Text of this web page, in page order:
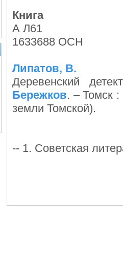
Книга
А Л61
1633688 ОСН
Липатов, В.
Деревенский
Бережков. – Томск
земли Томской).
-- 1. Советская